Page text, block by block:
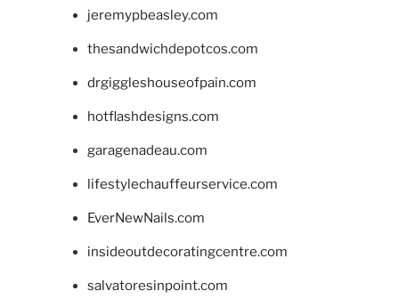
jeremypbeasley.com
thesandwichdepotcos.com
drgiggleshouseofpain.com
hotflashdesigns.com
garagenadeau.com
lifestylechauffeurservice.com
EverNewNails.com
insideoutdecoratingcentre.com
salvatoresinpoint.com